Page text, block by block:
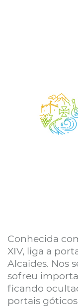
Conhecida
XIV, liga a
Alcaides. Nos
sofreu
ficando
portais góticos